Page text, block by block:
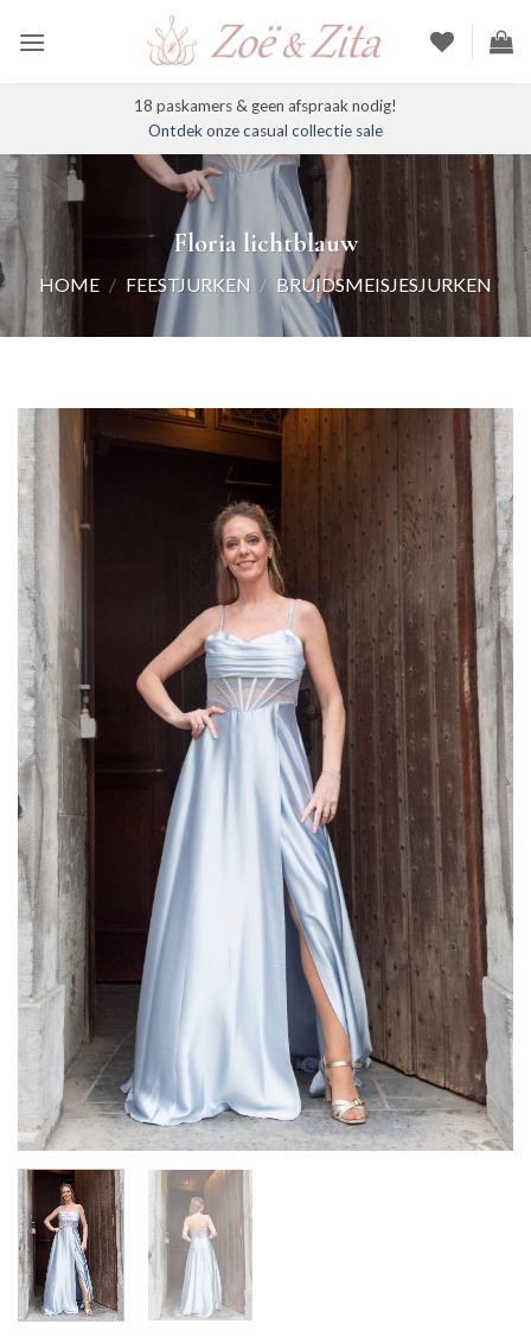
naar
18 paskamers & geen afspraak nodig!
Ontdek onze casual collectie sale
Floria lichtblauw
HOME / FEESTJURKEN / BRUIDSMEISJESJURKEN